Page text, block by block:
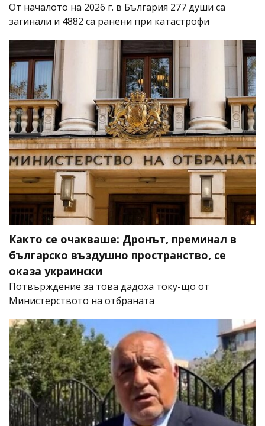
От началото на 2026 г. в България 277 души са
загинали и 4882 са ранени при катастрофи
Както се очакваше: Дронът, преминал в
българско въздушно пространство, се
оказа украински
Потвърждение за това дадоха току-що от
Министерството на отбраната